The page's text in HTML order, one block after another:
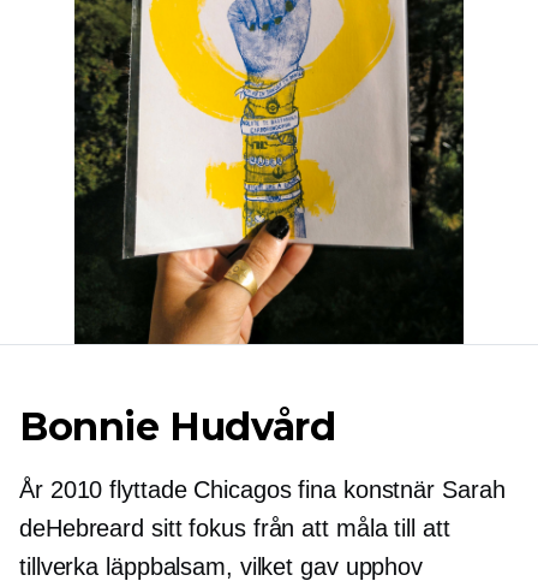
Bonnie Hudvård
År 2010 flyttade Chicagos fina konstnär Sarah
deHebreard sitt fokus från att måla till att
tillverka läppbalsam, vilket gav upphov